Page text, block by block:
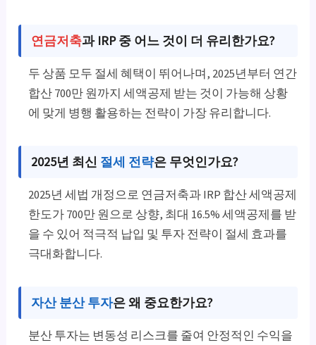
연금저축과 IRP 중 어느 것이 더 유리한가요?
두 상품 모두 절세 혜택이 뛰어나며, 2025년부터 연간
합산 700만 원까지 세액공제 받는 것이 가능해 상황
에 맞게 병행 활용하는 전략이 가장 유리합니다.
2025년 최신 절세 전략은 무엇인가요?
2025년 세법 개정으로 연금저축과 IRP 합산 세액공제
한도가 700만 원으로 상향, 최대 16.5% 세액공제를 받
을 수 있어 적극적 납입 및 투자 전략이 절세 효과를
극대화합니다.
자산 분산 투자은 왜 중요한가요?
분산 투자는 변동성 리스크를 줄여 안정적인 수익을